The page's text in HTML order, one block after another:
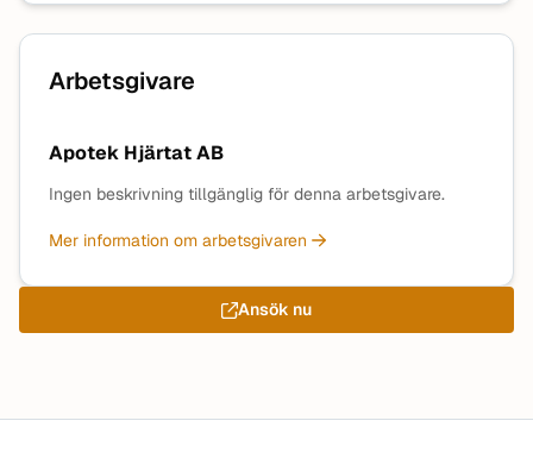
Arbetsgivare
Apotek Hjärtat AB
Ingen beskrivning tillgänglig för denna arbetsgivare.
Mer information om arbetsgivaren
Ansök nu